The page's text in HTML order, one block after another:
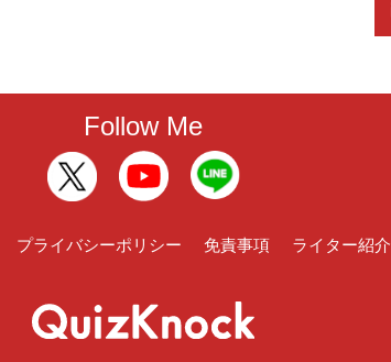
Follow Me
プライバシーポリシー 免責事項 ライター紹介